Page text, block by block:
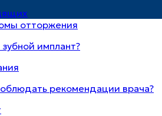
сразу после имплантации
отторжения
имплант?
рекомендации врача?